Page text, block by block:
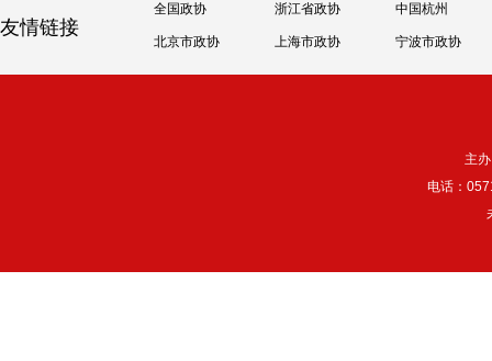
友情链接
全国政协 浙江省政协 中国杭州
北京市政协 上海市政协 宁波市政协
主
电话：